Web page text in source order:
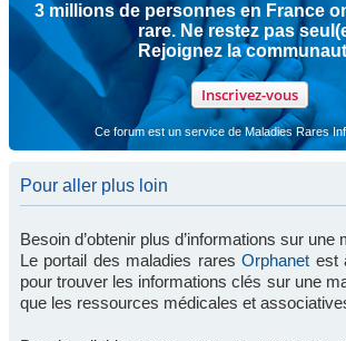
3 millions de personnes en France
rare. Ne restez pas
Rejoignez la
Inscrivez-vous
Ce forum est un service de Maladies Rares
Pour aller plus loin
Besoin d’obtenir plus d’informations sur une
Le portail des maladies raresOrphanet est
pour trouver les informations clés sur une
que les ressources médicales et